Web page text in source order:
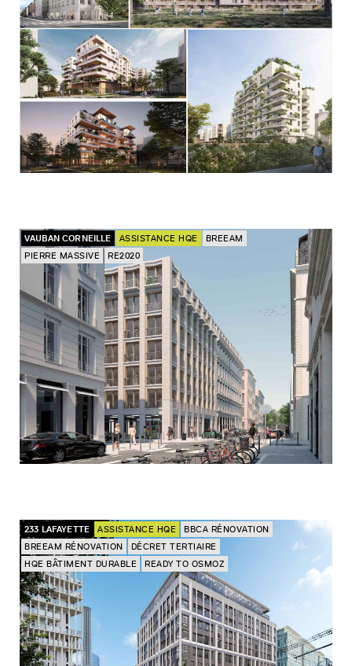
VAUBAN CORNEILLE ASSISTANCE HQE
BREEAM
PIERRE MASSIVE
RE2020
233 LAFAYETTE ASSISTANCE HQE
BBCA RÉNOVATION
BREEAM RÉNOVATION
DÉCRET TERTIAIRE
HQE BÂTIMENT DURABLE
READY TO OSMOZ